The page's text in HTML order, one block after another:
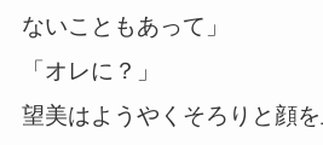
ないこともあって」
「オレに？」
望美はようやくそろりと顔